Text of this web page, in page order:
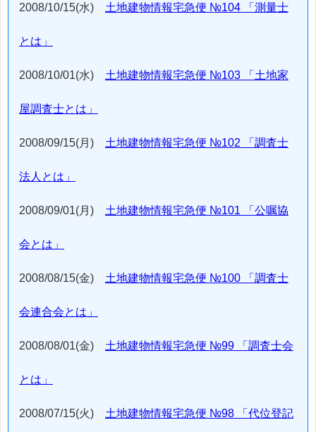
2008/10/15(水) 土地建物情報宅急便 №104 「測量士
とは」
2008/10/01(水) 土地建物情報宅急便 №103 「土地家
屋調査士とは」
2008/09/15(月) 土地建物情報宅急便 №102 「調査士
法人とは」
2008/09/01(月) 土地建物情報宅急便 №101 「公嘱協
会とは」
2008/08/15(金) 土地建物情報宅急便 №100 「調査士
会連合会とは」
2008/08/01(金) 土地建物情報宅急便 №99 「調査士会
とは」
2008/07/15(火) 土地建物情報宅急便 №98 「代位登記